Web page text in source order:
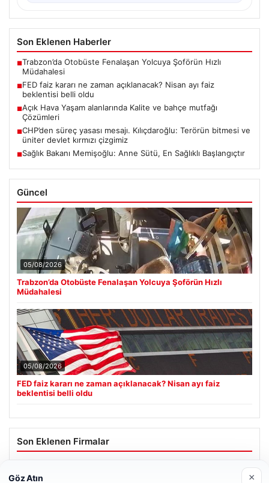
Son Eklenen Haberler
■Trabzon’da Otobüste Fenalaşan Yolcuya Şoförün Hızlı
Müdahalesi
■FED faiz kararı ne zaman açıklanacak? Nisan ayı faiz
beklentisi belli oldu
■Açık Hava Yaşam alanlarında Kalite ve bahçe mutfağı
Çözümleri
■CHP’den süreç yasası mesajı. Kılıçdaroğlu: Terörün bitmesi ve
üniter devlet kırmızı çizgimiz
■Sağlık Bakanı Memişoğlu: Anne Sütü, En Sağlıklı Başlangıçtır
Güncel
05/08/2026
Trabzon’da Otobüste Fenalaşan Yolcuya Şoförün Hızlı
Müdahalesi
05/08/2026
FED faiz kararı ne zaman açıklanacak? Nisan ayı faiz
beklentisi belli oldu
Son Eklenen Firmalar
Göz Atın ×